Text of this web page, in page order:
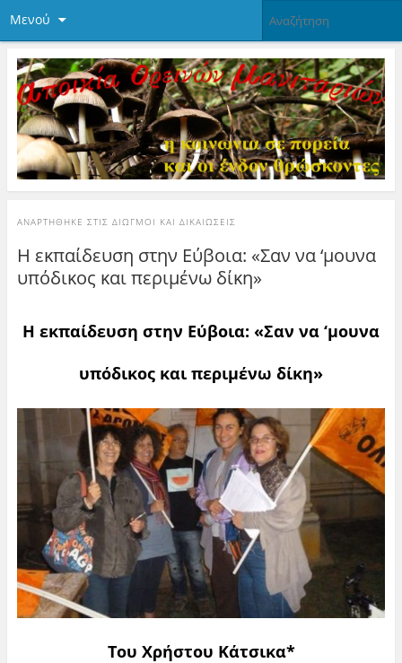
Μενού
ΑΝΑΡΤΉΘΗΚΕ ΣΤΙΣ ΔΙΩΓΜΟΊ ΚΑΙ ΔΙΚΑΙΏΣΕΙΣ
Η εκπαίδευση στην Εύβοια: «Σαν να ‘μουνα
υπόδικος και περιμένω δίκη»
Η εκπαίδευση στην Εύβοια: «Σαν να ‘μουνα
υπόδικος και περιμένω δίκη»
Του Χρήστου Κάτσικα*